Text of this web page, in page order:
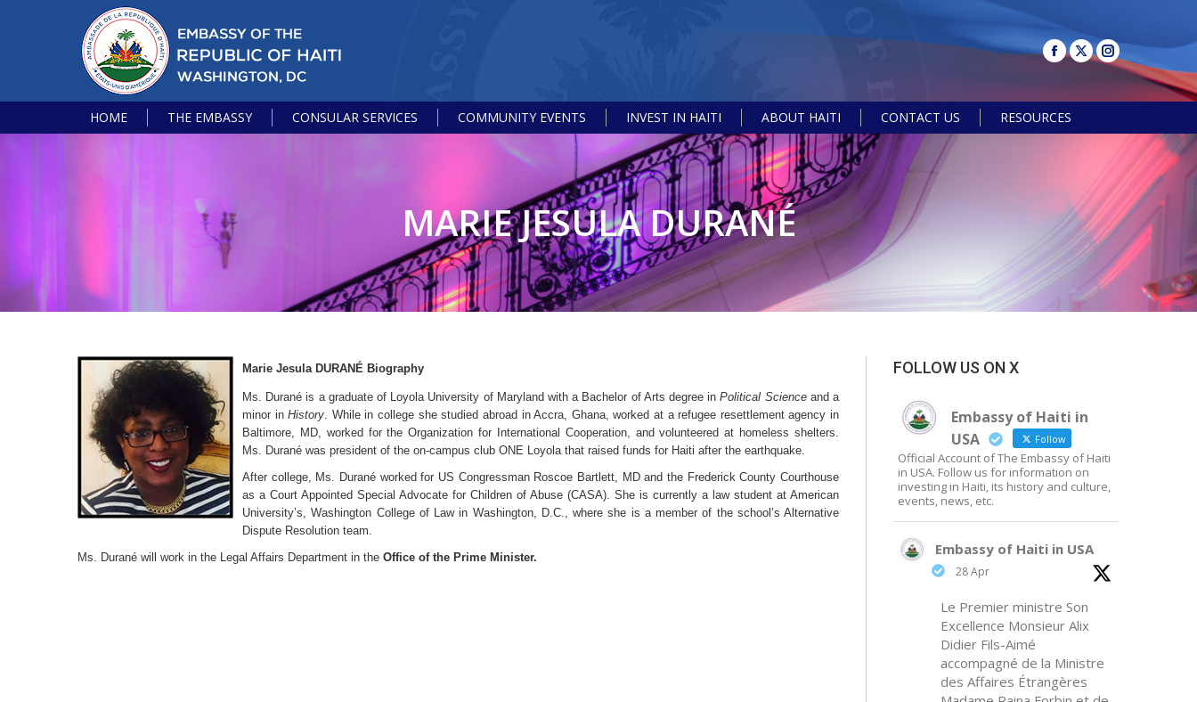
HOME THE EMBASSY CONSULAR SERVICES COMMUNITY EVENTS INVEST IN HAITI ABOUT HAITI CONTACT US RESOURCES
MARIE JESULA DURANÉ
Marie Jesula DURANÉ Biography
Ms. Durané is a graduate of Loyola University of Maryland with a Bachelor of Arts degree inPolitical Scienceand a
minor inHistory. While in college she studied abroad in Accra, Ghana, worked at a refugee resettlement agency in
Baltimore, MD, worked for the Organization for International Cooperation, and volunteered at homeless shelters.
Ms. Durané was president of the on-campus club ONE Loyola that raised funds for Haiti after the earthquake.
After college, Ms. Durané worked for US Congressman Roscoe Bartlett, MD and the Frederick County Courthouse
as a Court Appointed Special Advocate for Children of Abuse (CASA). She is currently a law student at American
University’s, Washington College of Law in Washington, D.C., where she is a member of the school’s Alternative
Dispute Resolution team.
Ms. Durané will work in the Legal Affairs Department in the Office of the Prime Minister.
FOLLOW US ON X
Embassy of Haiti in
USA
Follow
Official Account of The Embassy of Haiti
in USA. Follow us for information on
investing in Haiti, its history and culture,
events, news, etc.
Embassy of Haiti in USA
28 Apr
Le Premier ministre Son
Excellence Monsieur Alix
Didier Fils-Aimé
accompagné de la Ministre
des Affaires Étrangères